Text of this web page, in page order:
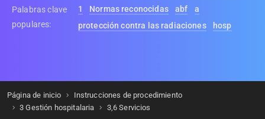
Palabras clave
populares:
1 Normas reconocidas abf
a
protección contra las radiaciones
hosp
Página de inicio
Instrucciones de procedimiento
3 Gestión hospitalaria
3,6 Servicios